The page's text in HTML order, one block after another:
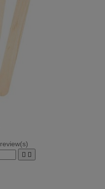
review(s)
 